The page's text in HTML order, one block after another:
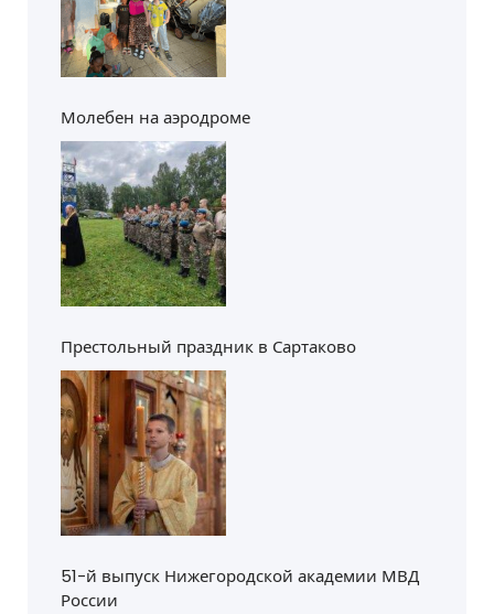
Молебен на аэродроме
Престольный праздник в Сартаково
51-й выпуск Нижегородской академии МВД
России